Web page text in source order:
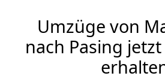
Umzüge von
nach Pasing